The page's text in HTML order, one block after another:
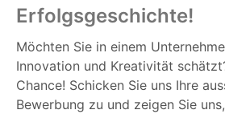
Erfolgsgeschichte!
Möchten Sie in einem
Innovation und Kreativität
Chance! Schicken Sie uns Ihre
Bewerbung zu und zeigen Sie